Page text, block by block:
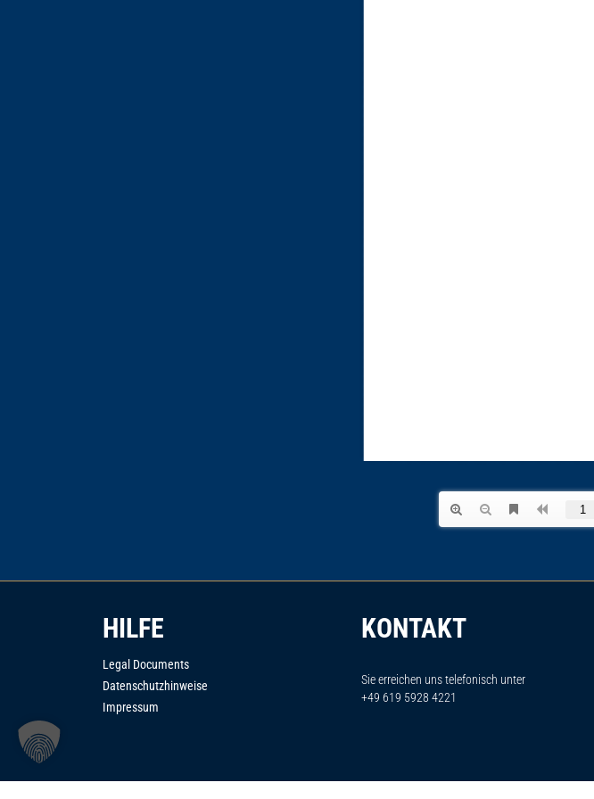
HILFE
Legal Documents
Datenschutzhinweise
Impressum
KONTAKT
Sie erreichen uns telefonisch unter
+49 619 5928 4221